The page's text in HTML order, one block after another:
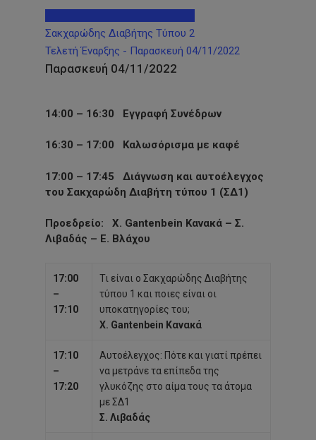
Σακχαρώδης Διαβήτης Tύπου 2
Τελετή Έναρξης - Παρασκευή 04/11/2022
Παρασκευή 04/11/2022
14:00 – 16:30 Εγγραφή Συνέδρων
16:30 – 17:00 Καλωσόρισμα με καφέ
17:00 – 17:45 Διάγνωση και αυτοέλεγχος
του Σακχαρώδη Διαβήτη τύπου 1 (ΣΔ1)
Προεδρείο: Χ. Gantenbein Κανακά – Σ.
Λιβαδάς – E. Βλάχου
17:00
–
17:10
Τι είναι ο Σακχαρώδης Διαβήτης
τύπου 1 και ποιες είναι οι
υποκατηγορίες του;
Χ. Gantenbein Κανακά
17:10
–
17:20
Αυτοέλεγχος: Πότε και γιατί πρέπει
να μετράνε τα επίπεδα της
γλυκόζης στο αίμα τους τα άτομα
με ΣΔ1
Σ. Λιβαδάς